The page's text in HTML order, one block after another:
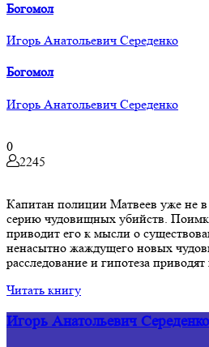
Богомол
Игорь Анатольевич Середенко
Богомол
Игорь Анатольевич Середенко
0
2245
Капитан полиции Матвеев уже не в
серию чудовищных убийств.
приводит его к мысли о
ненасытно жаждущего новых
расследование и гипотеза приводят
Читать книгу
Игорь Анатольевич Середенко